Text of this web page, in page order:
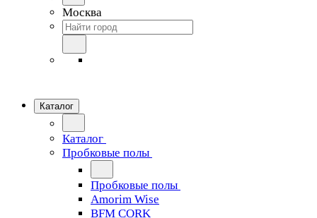
Москва
Каталог
Каталог
Пробковые полы
Пробковые полы
Amorim Wise
BFM CORK